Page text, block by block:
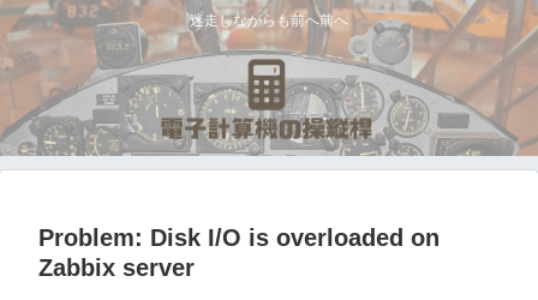
迷走しながらも前へ前へ
Problem: Disk I/O is overloaded on
Zabbix server